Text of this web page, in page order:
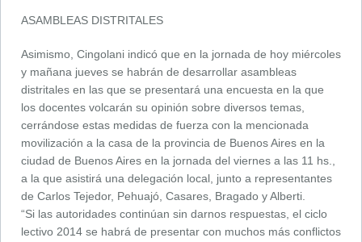
ASAMBLEAS DISTRITALES
Asimismo, Cingolani indicó que en la jornada de hoy miércoles
y mañana jueves se habrán de desarrollar asambleas
distritales en las que se presentará una encuesta en la que
los docentes volcarán su opinión sobre diversos temas,
cerrándose estas medidas de fuerza con la mencionada
movilización a la casa de la provincia de Buenos Aires en la
ciudad de Buenos Aires en la jornada del viernes a las 11 hs.,
a la que asistirá una delegación local, junto a representantes
de Carlos Tejedor, Pehuajó, Casares, Bragado y Alberti.
“Si las autoridades continúan sin darnos respuestas, el ciclo
lectivo 2014 se habrá de presentar con muchos más conflictos